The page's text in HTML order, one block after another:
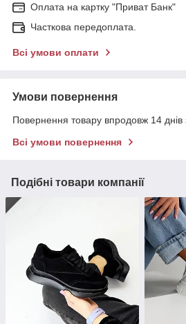
Оплата на картку "Приват Банк"
Часткова передоплата.
Всі умови оплати
Умови повернення
Повернення товару впродовж 14 днів
Всі умови повернення
Подібні товари компанії